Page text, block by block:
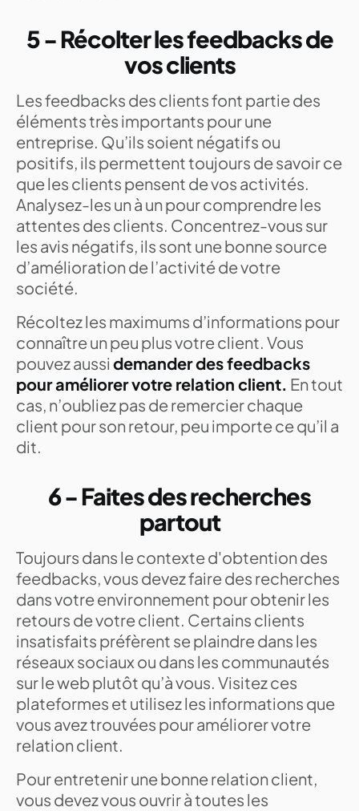
5 - Récolter les feedbacks de
vos clients
Les feedbacks des clients font partie des
éléments très importants pour une
entreprise. Qu’ils soient négatifs ou
positifs, ils permettent toujours de savoir ce
que les clients pensent de vos activités.
Analysez-les un à un pour comprendre les
attentes des clients. Concentrez-vous sur
les avis négatifs, ils sont une bonne source
d’amélioration de l’activité de votre
société.
Récoltez les maximums d’informations pour
connaître un peu plus votre client. Vous
pouvez aussi demander des feedbacks
pour améliorer votre relation client. En tout
cas, n’oubliez pas de remercier chaque
client pour son retour, peu importe ce qu’il a
dit.
6 - Faites des recherches
partout
Toujours dans le contexte d'obtention des
feedbacks, vous devez faire des recherches
dans votre environnement pour obtenir les
retours de votre client. Certains clients
insatisfaits préfèrent se plaindre dans les
réseaux sociaux ou dans les communautés
sur le web plutôt qu’à vous. Visitez ces
plateformes et utilisez les informations que
vous avez trouvées pour améliorer votre
relation client.
Pour entretenir une bonne relation client,
vous devez vous ouvrir à toutes les